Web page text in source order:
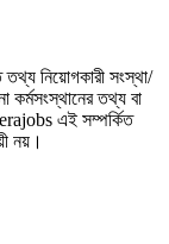
নিয়োগকারী সংস্থা/
কর্মসংস্থানের তথ্য বা
এই সম্পর্কিত
নয়।